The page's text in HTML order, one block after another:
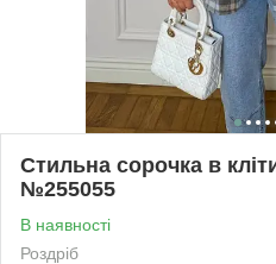
Стильна сорочка в
№255055
В наявності
Роздріб